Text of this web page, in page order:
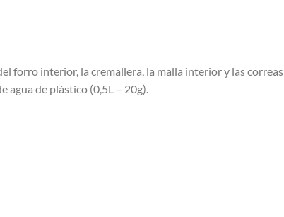
forro interior, la cremallera, la malla interior y las
agua de plástico (0,5L – 20g).